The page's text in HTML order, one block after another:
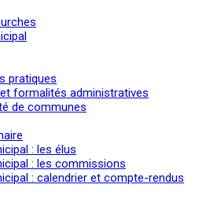
pratiques
formalités administratives
de communes
: les élus
: les commissions
: calendrier et compte-rendus